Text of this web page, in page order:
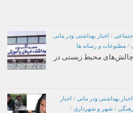
/ اخبار بهداشتی ودر مانی
/ مطبوعات و رسانه ها
محیط زیستی در
اخبار بهداشتی ودر مانی / اخبار
/ شهر و شهرداری /